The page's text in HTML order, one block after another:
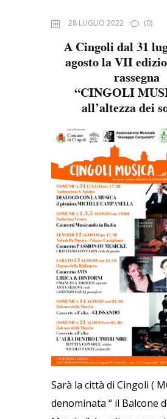
28 LUGLIO 2022 (0)
A Cingoli dal 31
agosto la VII
rassegna
“CINGOLI
all’altezza dei
Sarà la città di Cingoli (
denominata “ il Balcone